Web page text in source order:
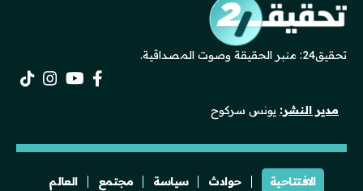
تحقيق24: منبر الحقيقة وصوت المصداقية.
مدير النشر: يونس سركوح
الافتتاحية حوادث سياسة مجتمع
العالم